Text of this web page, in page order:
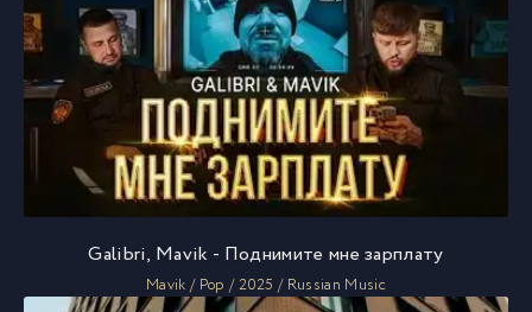
Galibri, Mavik - Поднимите мне зарплату
Mavik / Pop / 2025 / Russian Music